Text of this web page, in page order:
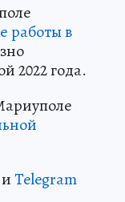
работы в
2022 года.
иTelegram